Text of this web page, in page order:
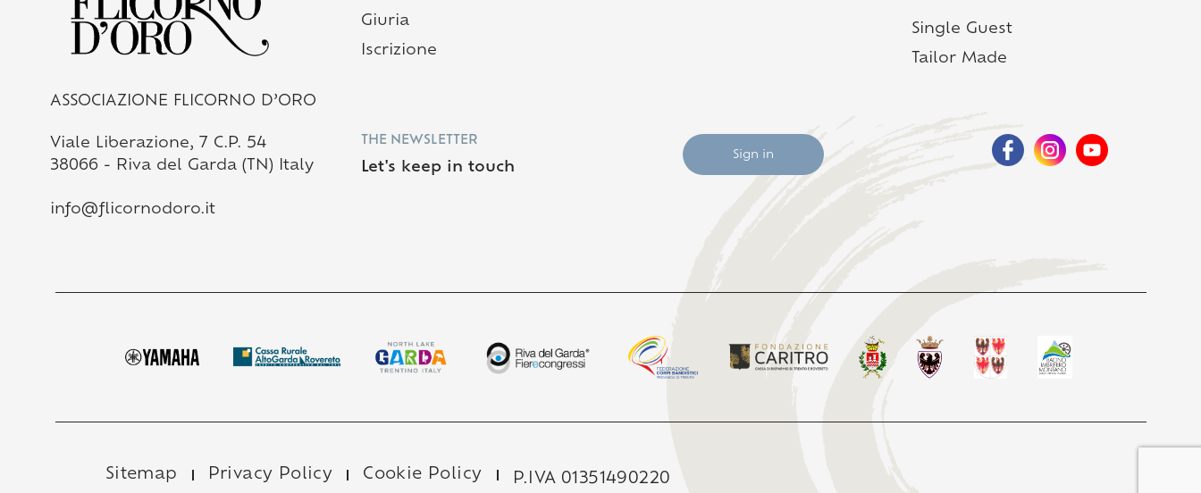
ASSOCIAZIONE FLICORNO D’ORO
Viale Liberazione, 7 C.P. 54
38066 - Riva del Garda (TN) Italy
info@flicornodoro.it
Giuria
Iscrizione
Single Guest
Tailor Made
THE NEWSLETTER
Let's keep in touch
Sign in
Sitemap Privacy Policy Cookie Policy P.IVA 01351490220